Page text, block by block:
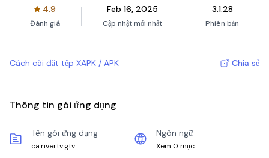
4.9
Đánh giá
Feb 16, 2025
Cập nhật mới nhất
3.1.28
Phiên bản
Cách cài đặt tệp XAPK / APK Chia sẻ
Thông tin gói ứng dụng
Tên gói ứng dụng
ca.rivertv.gtv
Ngôn ngữ
Xem 0 mục